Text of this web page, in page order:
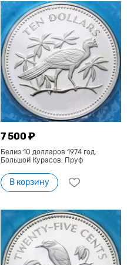
7 500 ₽
Белиз 10 долларов 1974 год.
Большой Курасов. Пруф
В корзину